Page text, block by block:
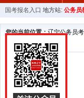
在线咨询 教材中心
国考报名入口 地方站: 公务员
您的当前位置：辽宁公务员